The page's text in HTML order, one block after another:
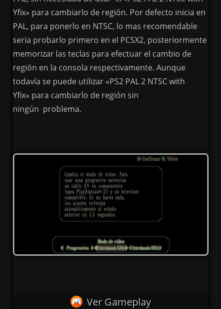
Yfix» para cambiarlo de región. Por defecto inicia en
PAL, para ponerlo en NTSC, lo mas recomendable
seria probarlo primero en el PCSX2, posteriormente
memorizar las teclas para efectuar el cambio de
región en la consola respectivamente. Aunque
todavía se puede utilizar «PS2 PAL 2 NTSC with
Yfix» para cambiarlo de región sin
ningún problema.
Ver Gameplay